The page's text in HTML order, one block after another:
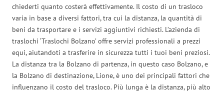
chiederti quanto costerà effettivamente. Il costo di un trasloco
varia in base a diversi fattori, tra cui la distanza, la quantità di
beni da trasportare e i servizi aggiuntivi richiesti. L’azienda di
traslochi ‘Traslochi Bolzano’ offre servizi professionali a prezzi
equi, aiutandoti a trasferire in sicurezza tutti i tuoi beni preziosi.
La distanza tra la Bolzano di partenza, in questo caso Bolzano, e
la Bolzano di destinazione, Lione, è uno dei principali fattori che
influenzano il costo del trasloco. Più lunga è la distanza, più alto